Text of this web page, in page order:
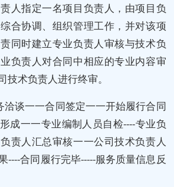
人指定一名项目负责人，由项目负
合协调、组织管理工作，并对该项
同时建立专业负责人审核与技术负
负责人对合同中相应的专业内容审
技术负责人进行终审。
洽谈一一合同签定一一开始履行合同
成一一专业编制人员自检----专业负
责人汇总审核一一公司技术负责人
----合同履行完毕-----服务质量信息反